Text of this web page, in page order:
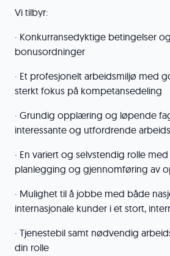
Vi tilbyr:
· Konkurransedyktige betingelser
bonusordninger
· Et profesjonelt arbeidsmiljø med
sterkt fokus på kompetansedeling
· Grundig opplæring og løpende
interessante og utfordrende
· En variert og selvstendig rolle
planlegging og gjennomføring av
· Mulighet til å jobbe med både
internasjonale kunder i et stort,
· Tjenestebil samt nødvendig
din rolle